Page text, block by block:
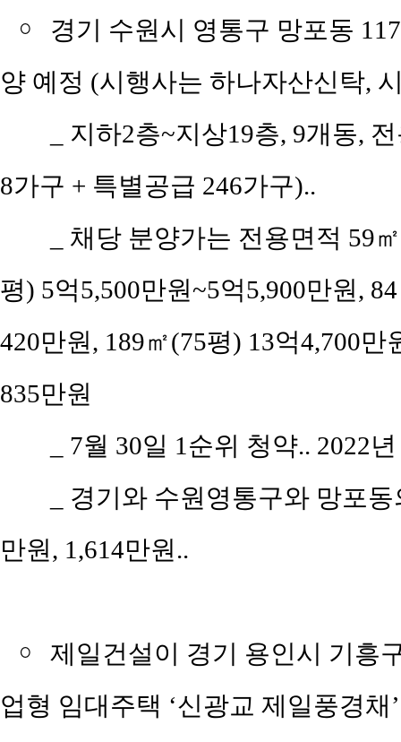
￮
경기 수원시 영통구 망포동
양 예정 (시행사는 하나자산신탁,
_ 지하2층~지상19층, 9개동,
8가구 + 특별공급 246가구)..
_ 채당 분양가는 전용면적 59
평) 5억5,500만원~5억5,900만원,
420만원, 189㎡(75평) 13억4,700
835만원
_ 7월 30일 1순위 청약.. 2022
_ 경기와 수원영통구와 망포
만원, 1,614만원..
￮
제일건설이 경기 용인시 기흥
업형 임대주택 ‘신광교 제일풍경